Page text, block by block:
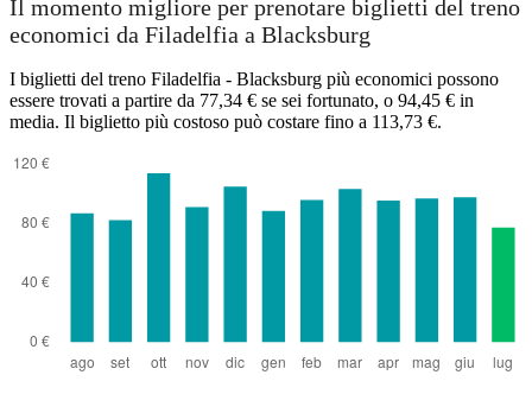
Blacksburg, VA
Il momento migliore per prenotare biglietti del treno
economici da Filadelfia a Blacksburg
I biglietti del treno Filadelfia - Blacksburg più economici possono
essere trovati a partire da 77,34 € se sei fortunato, o 94,45 € in
media. Il biglietto più costoso può costare fino a 113,73 €.